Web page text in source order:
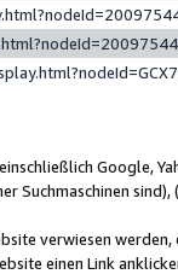
Google,
sind),
verwiesen
einen Link